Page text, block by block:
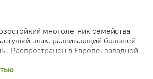
многолетник семейства
злак, развивающий большей
Распространен в Европе, западной
Леонардо Сеслера (XVIII в.),